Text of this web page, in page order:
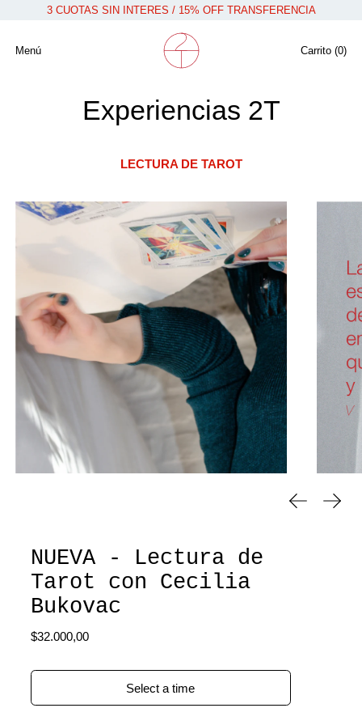
3 CUOTAS SIN INTERES / 15% OFF TRANSFERENCIA
Menú Carrito (0)
Experiencias 2T
LECTURA DE TAROT
Diapositiva
NUEVA - Lectura de
Tarot con Cecilia
Bukovac
Precio habitual
$32.000,00
Select a time